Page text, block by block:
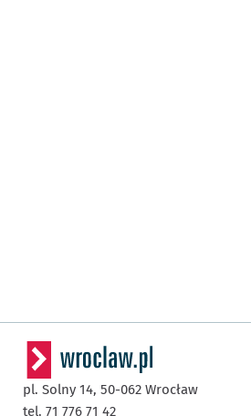
pl. Solny 14, 50-062 Wrocław
tel. 71 776 71 42